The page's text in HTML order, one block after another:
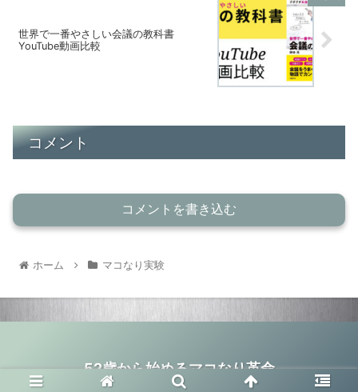
世界で一番やさしい会議の教科書
YouTube動画比較
コメント
コメントを書き込む
ホーム マコなり実験
52歳から始めるマコなり革命